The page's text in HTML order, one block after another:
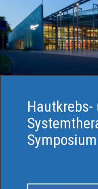
Hautkrebs-